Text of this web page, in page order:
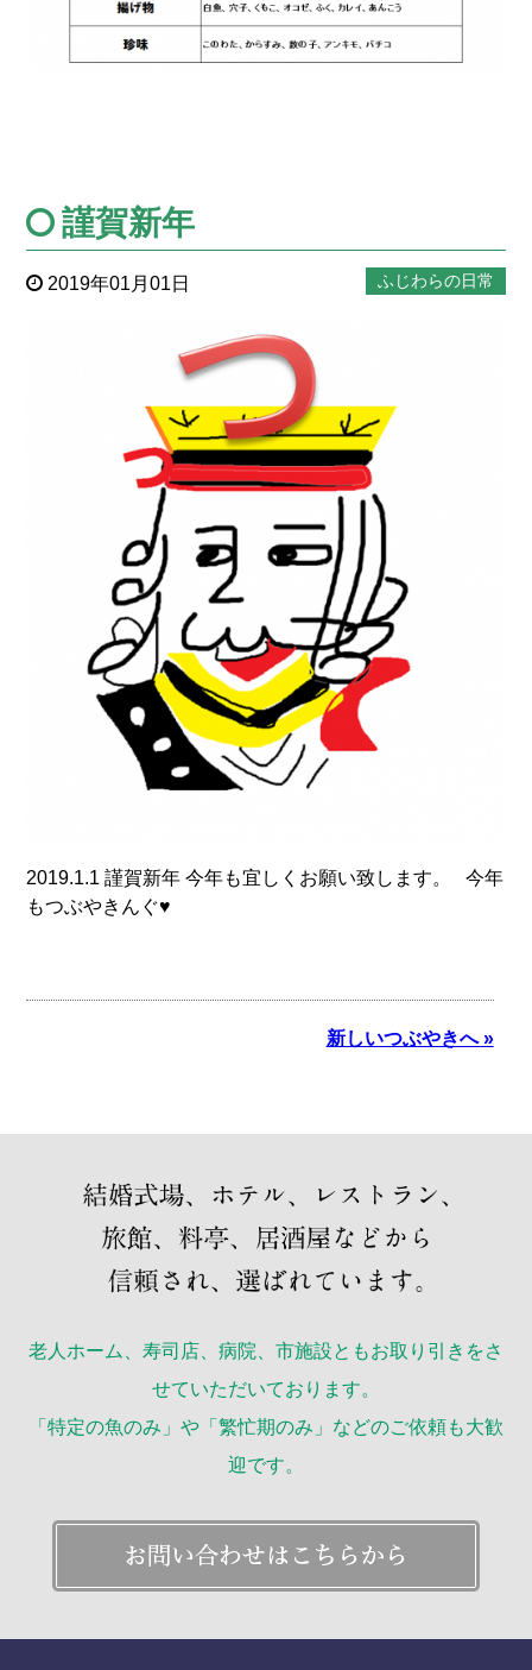
謹賀新年
2019年01月01日 ふじわらの日常
2019.1.1 謹賀新年 今年も宜しくお願い致します。 今年
もつぶやきんぐ♥
新しいつぶやきへ »
老人ホーム、寿司店、病院、市施設ともお取り引きをさ
せていただいております。
「特定の魚のみ」や「繁忙期のみ」などのご依頼も大歓
迎です。